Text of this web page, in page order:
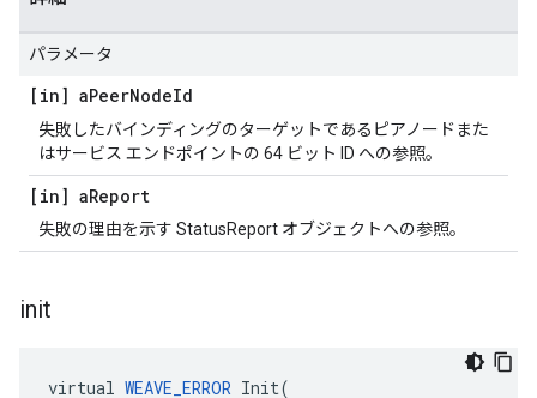
パラメータ
[in] aPeerNodeId
失敗したバインディングのターゲットであるピアノードまた
はサービス エンドポイントの 64 ビット ID への参照。
[in] aReport
失敗の理由を示す StatusReport オブジェクトへの参照。
init
virtual WEAVE_ERROR Init(